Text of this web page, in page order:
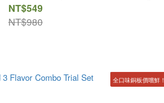
NT$549
NT$980
全口味銅板價嚐鮮！